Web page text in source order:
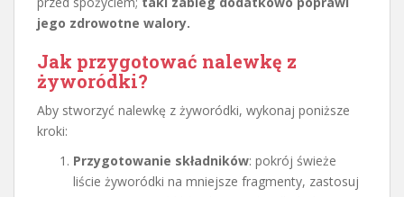
jego zdrowotne walory.
Jak przygotować nalewkę z
żyworódki?
Aby stworzyć nalewkę z żyworódki, wykonaj poniższe
kroki:
Przygotowanie składników: pokrój świeże
liście żyworódki na mniejsze fragmenty, zastosuj